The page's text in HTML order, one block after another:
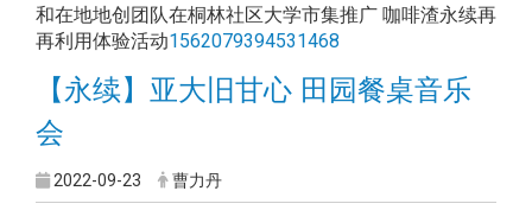
和在地地创团队在桐林社区大学市集推广 咖啡渣永续再
再利用体验活动1562079394531468
【永续】亚大旧甘心 田园餐桌音乐
会
2022-09-23 曹力丹